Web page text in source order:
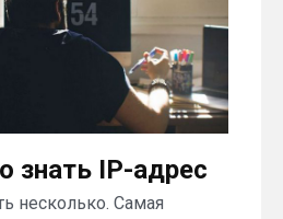
знать IP-адрес
несколько. Самая